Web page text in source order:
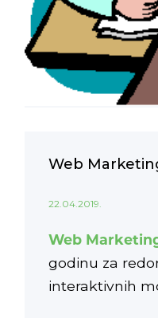
Web
22.04.2019.
Web
godinu za
interaktivnih